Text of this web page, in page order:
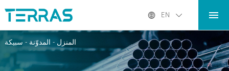
EN
المنزل
المنتجات
التطبيقات
المنزل - المدوّنة - سبيكة